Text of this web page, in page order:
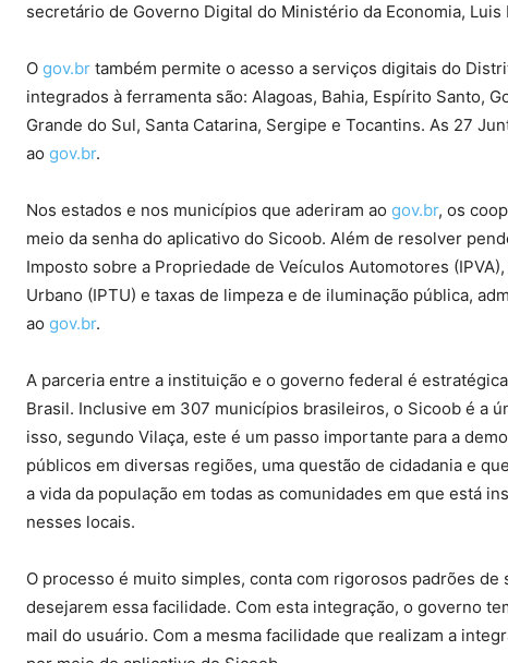
secretário de Governo Digital do Ministério da Economia, Luis
O gov.br também permite o acesso a serviços digitais do
integrados à ferramenta são: Alagoas, Bahia, Espírito Santo,
Grande do Sul, Santa Catarina, Sergipe e Tocantins. As 27
ao gov.br.
Nos estados e nos municípios que aderiram ao gov.br, os
meio da senha do aplicativo do Sicoob. Além de resolver
Imposto sobre a Propriedade de Veículos Automotores
Urbano (IPTU) e taxas de limpeza e de iluminação pública,
ao gov.br.
A parceria entre a instituição e o governo federal é
Brasil. Inclusive em 307 municípios brasileiros, o Sicoob é a
isso, segundo Vilaça, este é um passo importante para a
públicos em diversas regiões, uma questão de cidadania e
a vida da população em todas as comunidades em que está
nesses locais.
O processo é muito simples, conta com rigorosos padrões
desejarem essa facilidade. Com esta integração, o governo
mail do usuário. Com a mesma facilidade que realizam a